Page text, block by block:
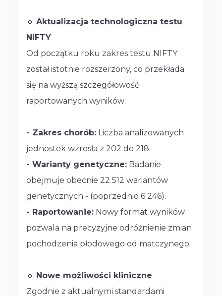
🔹Aktualizacja technologiczna testu
NIFTY
Od początku roku zakres testu NIFTY
został istotnie rozszerzony, co przekłada
się na wyższą szczegółowość
raportowanych wyników:
- Zakres chorób: Liczba analizowanych
jednostek wzrosła z 202 do 218.
- Warianty genetyczne: Badanie
obejmuje obecnie 22 512 wariantów
genetycznych - (poprzednio 6 246).
- Raportowanie: Nowy format wyników
pozwala na precyzyjne odróżnienie zmian
pochodzenia płodowego od matczynego.
🔹 Nowe możliwości kliniczne
Zgodnie z aktualnymi standardami